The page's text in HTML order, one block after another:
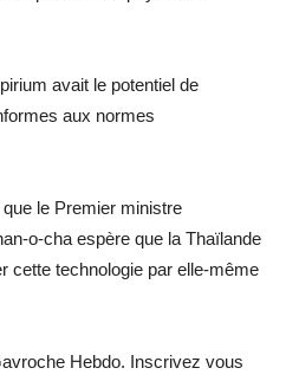
avait le potentiel de
aux normes
le Premier ministre
o-cha espère que la Thaïlande
cette technologie par elle-même
Hebdo. Inscrivez vous